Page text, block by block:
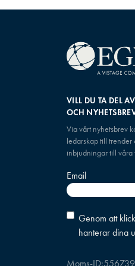
VILL DU TA DEL
OCH
Via vårt nyhetsbrev
ledarskap till trender
inbjudningar till
Email
Consent*
Genom att
hanterar dina
Moms-ID: